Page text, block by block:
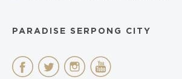
PARADISE SERPONG CITY